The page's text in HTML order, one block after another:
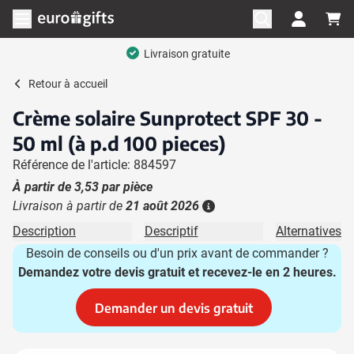
Aller au contenu
Ouvrir le menu
Livraison gratuite
Retour à accueil
Crème solaire Sunprotect SPF 30 -
50 ml (à p.d 100 pieces)
Référence de l'article: 884597
À partir de 3,53 par pièce
Livraison à partir de 21 août 2026
Description Descriptif
Alternatives
Besoin de conseils ou d'un prix avant de commander ?
Demandez votre devis gratuit et recevez-le en 2 heures.
Demander un devis gratuit